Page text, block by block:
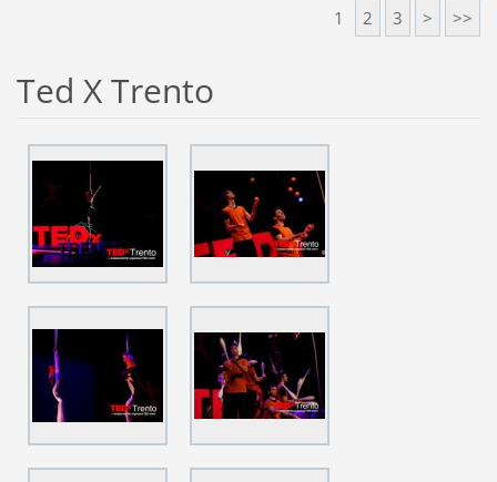
1 2 3 > >>
Ted X Trento